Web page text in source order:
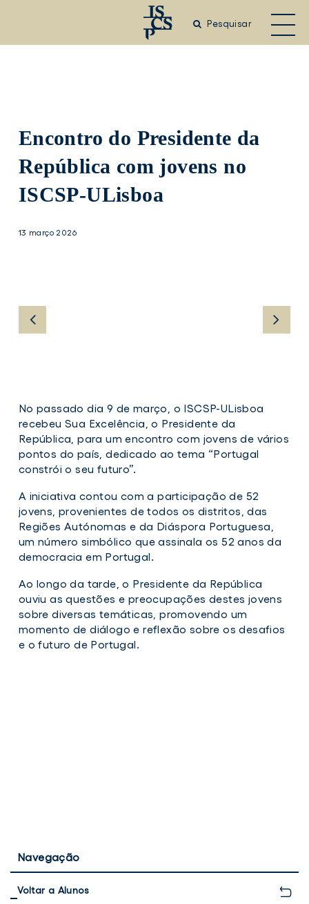
Pesquisar
Encontro do Presidente da
República com jovens no
ISCSP-ULisboa
13 março 2026
No passado dia 9 de março, o ISCSP-ULisboa
recebeu Sua Excelência, o Presidente da
República, para um encontro com jovens de vários
pontos do país, dedicado ao tema “Portugal
constrói o seu futuro”.
A iniciativa contou com a participação de 52
jovens, provenientes de todos os distritos, das
Regiões Autónomas e da Diáspora Portuguesa,
um número simbólico que assinala os 52 anos da
democracia em Portugal.
Ao longo da tarde, o Presidente da República
ouviu as questões e preocupações destes jovens
sobre diversas temáticas, promovendo um
momento de diálogo e reflexão sobre os desafios
e o futuro de Portugal.
Navegação
Voltar a Alunos